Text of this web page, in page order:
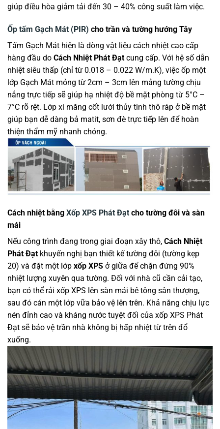
giúp điều hòa giảm tải đến 30 – 40% công suất làm việc.
Ốp tấm Gạch Mát (PIR) cho trần và tường hướng Tây
Tấm Gạch Mát hiện là dòng vật liệu cách nhiệt cao cấp
hàng đầu do Cách Nhiệt Phát Đạt cung cấp. Với hệ số dẫn
nhiệt siêu thấp (chỉ từ 0.018 – 0.022 W/m.K), việc ốp một
lớp Gạch Mát mỏng từ 2cm – 3cm lên mảng tường chịu
nắng trực tiếp sẽ giúp hạ nhiệt độ bề mặt phòng từ 5°C –
7°C rõ rệt. Lớp xi măng cốt lưới thủy tinh thô ráp ở bề mặt
giúp bạn dễ dàng bả matit, sơn đè trực tiếp lên để hoàn
thiện thẩm mỹ nhanh chóng.
Cách nhiệt bằng Xốp XPS Phát Đạt cho tường đôi và sàn
mái
Nếu công trình đang trong giai đoạn xây thô, Cách Nhiệt
Phát Đạt khuyến nghị bạn thiết kế tường đôi (tường kẹp
20) và đặt một lớp xốp XPS ở giữa để chặn đứng 90%
nhiệt lượng xuyên qua tường. Đối với nhà cũ cần cải tạo,
bạn có thể rải xốp XPS lên sàn mái bê tông sân thượng,
sau đó cán một lớp vữa bảo vệ lên trên. Khả năng chịu lực
nén đỉnh cao và kháng nước tuyệt đối của xốp XPS Phát
Đạt sẽ bảo vệ trần nhà không bị hấp nhiệt từ trên đổ
xuống.